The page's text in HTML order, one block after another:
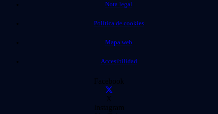
Nota legal
Política de cookies
Mapa web
Accesibilidad
Facebook
X
Instagram